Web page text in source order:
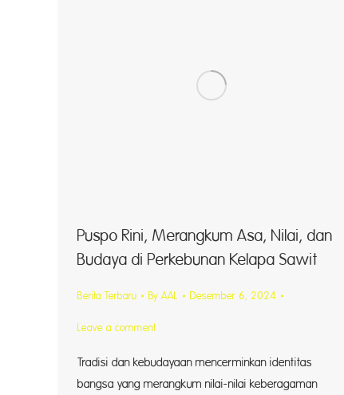
Puspo Rini, Merangkum Asa, Nilai, dan
Budaya di Perkebunan Kelapa Sawit
Berita Terbaru By AAL Desember 6, 2024
Leave a comment
Tradisi dan kebudayaan mencerminkan identitas
bangsa yang merangkum nilai-nilai keberagaman